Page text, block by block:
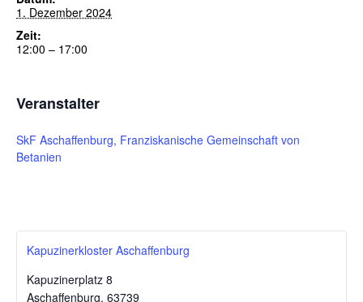
1. Dezember 2024
Zeit:
12:00 – 17:00
Veranstalter
SkF Aschaffenburg, Franziskanische Gemeinschaft von
Betanien
Kapuzinerkloster Aschaffenburg
Kapuzinerplatz 8
Aschaffenburg, 63739